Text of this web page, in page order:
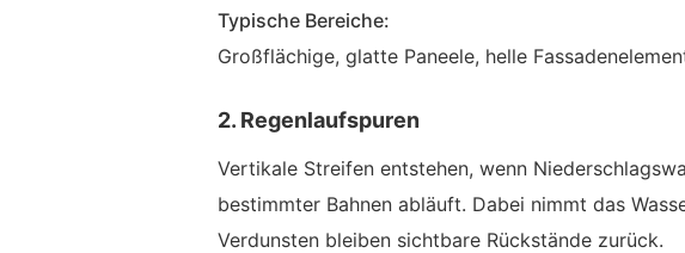
Typische Bereiche:
Großflächige, glatte Paneele, helle
2. Regenlaufspuren
Vertikale Streifen entstehen, wenn
bestimmter Bahnen abläuft. Dabei nimmt das
Verdunsten bleiben sichtbare Rückstände zurück.